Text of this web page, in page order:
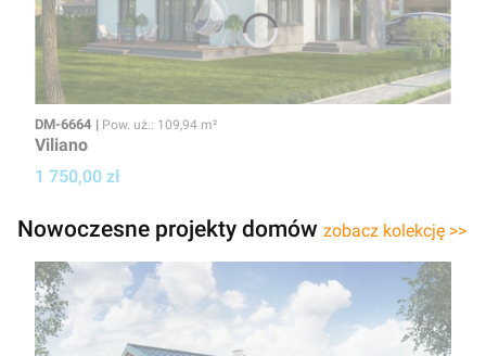
Kod
DM-6664 Powierzchnia użytkowa
Pow. uż.: 109,94 m²
Viliano
Cena projektu
1 750,00 zł
Nowoczesne projekty domów zobacz kolekcję >>